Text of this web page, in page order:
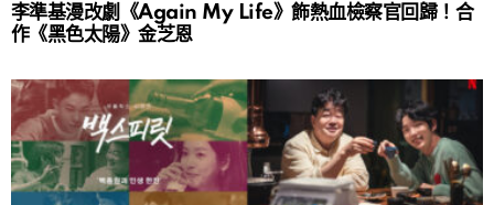
李準基漫改劇《Again My Life》飾熱血檢察官回歸！合
作《黑色太陽》金芝恩